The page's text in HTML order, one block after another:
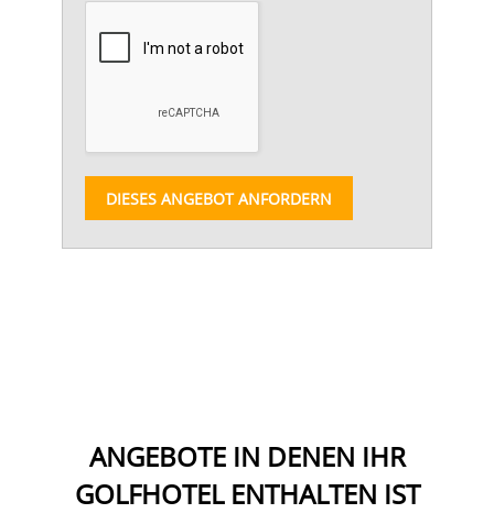
DIESES ANGEBOT ANFORDERN
ANGEBOTE IN DENEN IHR
GOLFHOTEL ENTHALTEN IST